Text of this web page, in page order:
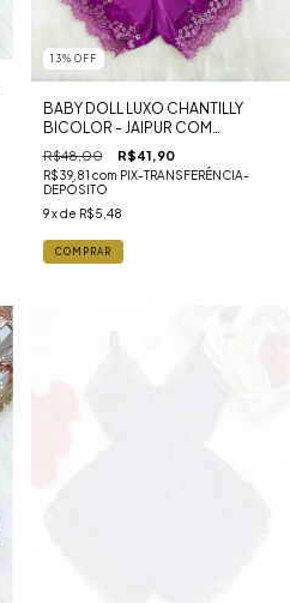
13% OFF
BABY DOLL LUXO CHANTILLY
BICOLOR - JAIPUR COM
BRANCO
R$48,00 R$41,90
R$39,81 com PIX-TRANSFERÊNCIA-
DEPÓSITO
9 x de R$5,48
COMPRAR